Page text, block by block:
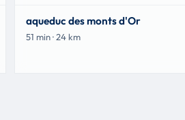
aqueduc des monts d'Or
51 min · 24 km